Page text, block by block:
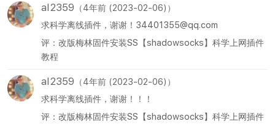
al2359 （4年前 (2023-02-06)）
求科学离线插件，谢谢！34401355@qq.com
评：改版梅林固件安装SS【shadowsocks】科学上网插件
教程
al2359 （4年前 (2023-02-06)）
求科学离线插件，谢谢！！！
评：改版梅林固件安装SS【shadowsocks】科学上网插件